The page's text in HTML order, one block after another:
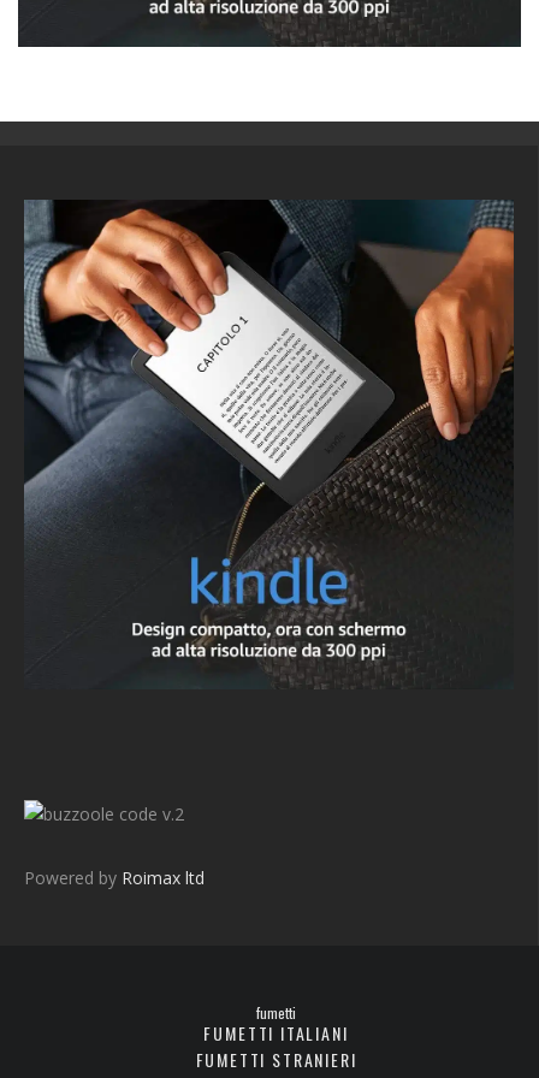
v.2
Powered by Roimax ltd
fumetti
FUMETTI ITALIANI
FUMETTI STRANIERI